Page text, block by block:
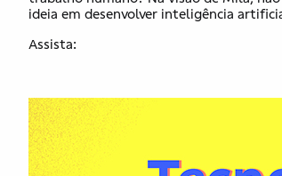
ideia em desenvolver inteligência
Assista: